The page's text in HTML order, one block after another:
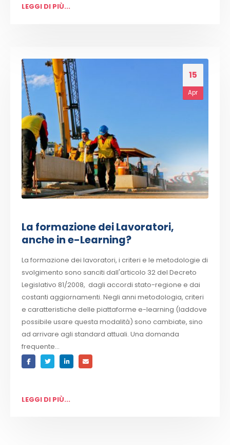
LEGGI DI PIÙ...
15
Apr
La formazione dei Lavoratori,
anche in e-Learning?
La formazione dei lavoratori, i criteri e le metodologie di
svolgimento sono sanciti dall'articolo 32 del Decreto
Legislativo 81/2008, dagli accordi stato-regione e dai
costanti aggiornamenti. Negli anni metodologia, criteri
e caratteristiche delle piattaforme e-learning (laddove
possibile usare questa modalità) sono cambiate, sino
ad arrivare agli standard attuali. Una domanda
frequente...
LEGGI DI PIÙ...